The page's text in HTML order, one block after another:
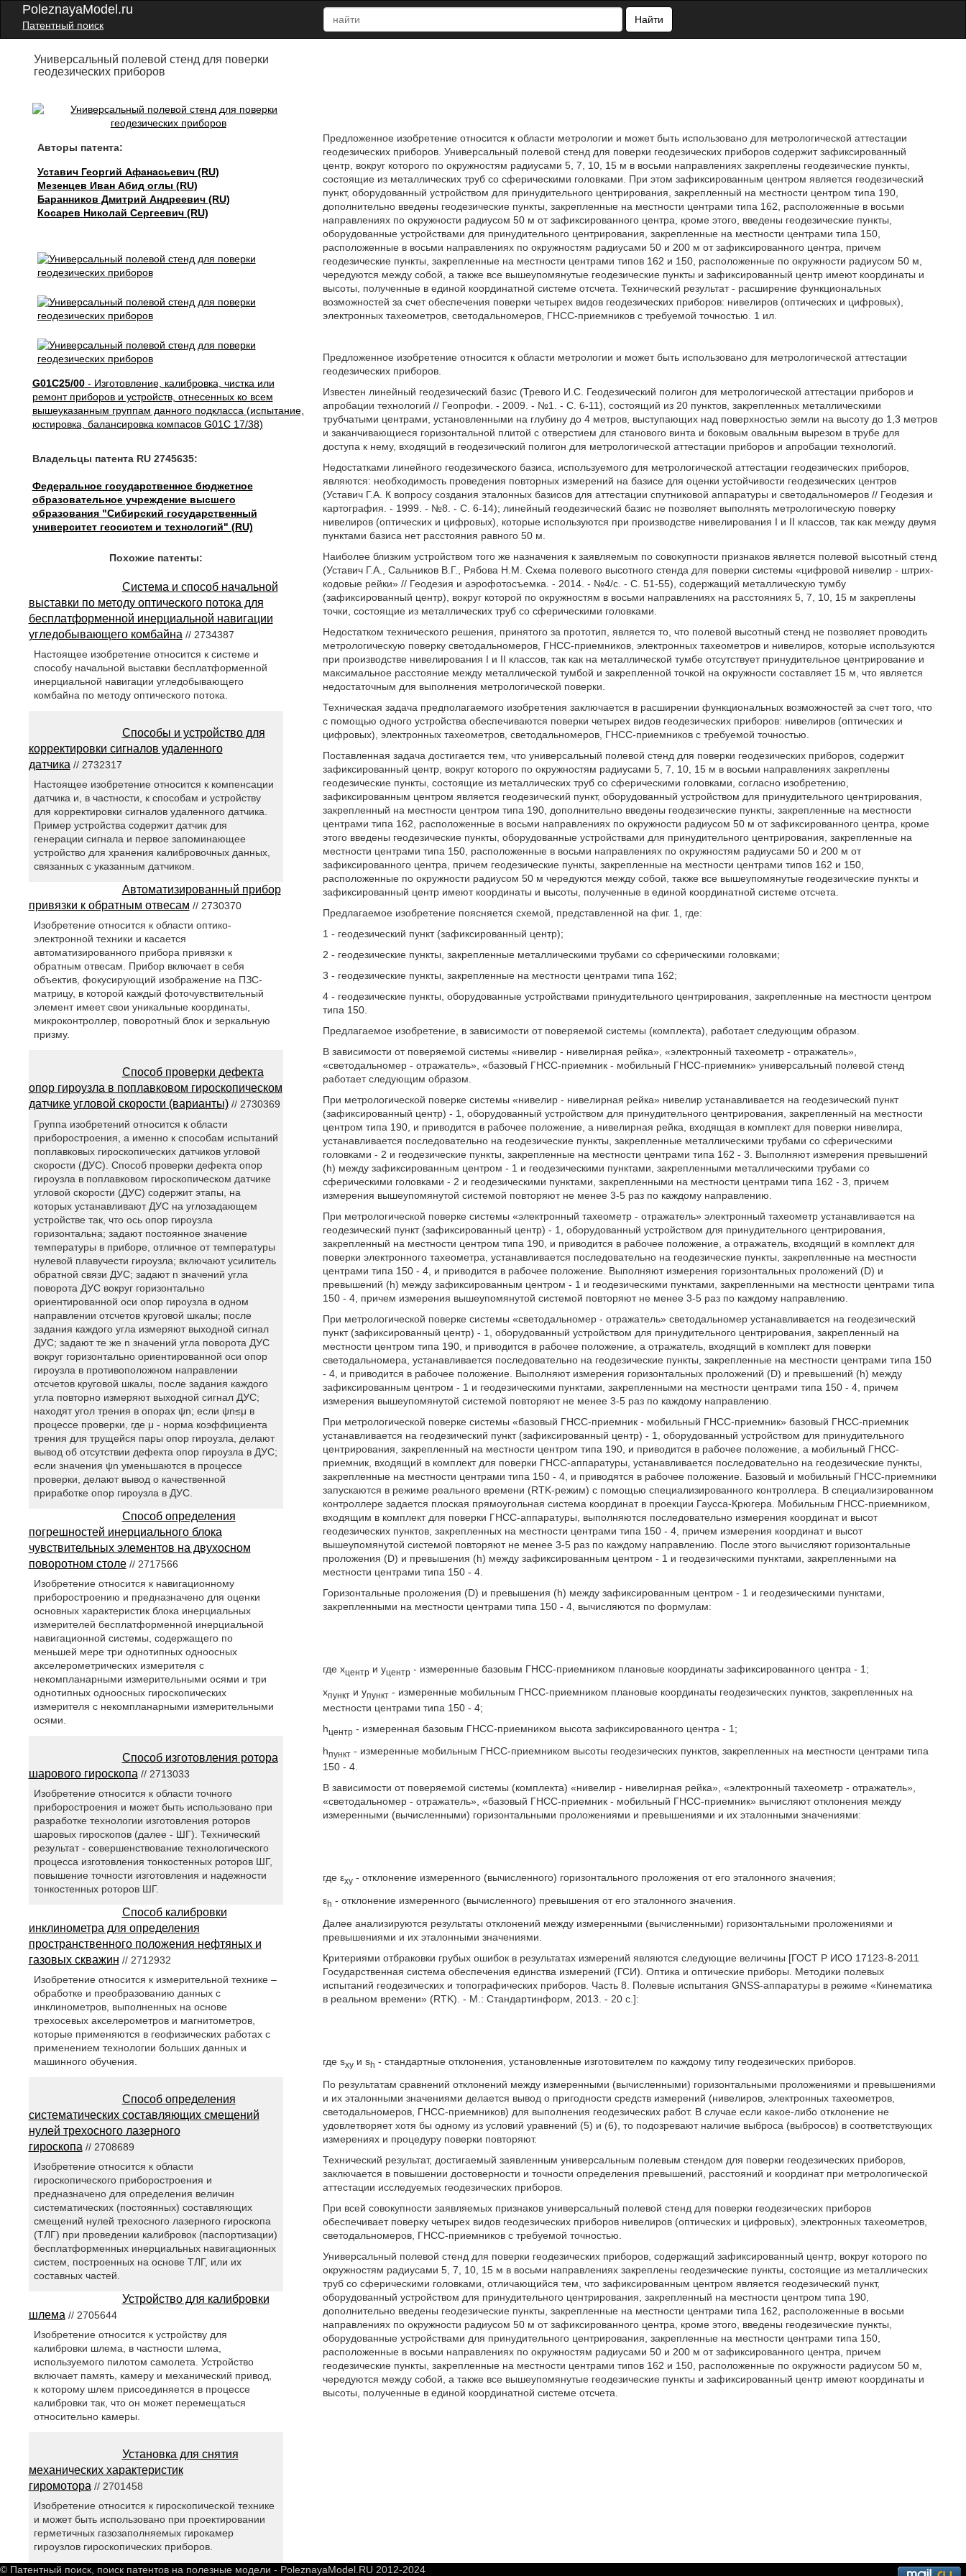
PoleznayaModel.ru
Патентный поиск
Найти
Универсальный полевой стенд для поверки
геодезических приборов
Авторы патента:
Уставич Георгий Афанасьевич (RU)
Мезенцев Иван Абид оглы (RU)
Баранников Дмитрий Андреевич (RU)
Косарев Николай Сергеевич (RU)
G01C25/00- Изготовление, калибровка, чистка или
ремонт приборов и устройств, отнесенных ко всем
вышеуказанным группам данного подкласса (испытание,
юстировка, балансировка компасов G01C 17/38)
Владельцы патента RU 2745635:
Федеральное государственное бюджетное
образовательное учреждение высшего
образования "Сибирский государственный
университет геосистем и технологий" (RU)
Предложенное изобретение относится к области метрологии и может быть использовано для метрологической аттестации
геодезических приборов. Универсальный полевой стенд для поверки геодезических приборов содержит зафиксированный
центр, вокруг которого по окружностям радиусами 5, 7, 10, 15 м в восьми направлениях закреплены геодезические пункты,
состоящие из металлических труб со сферическими головками. При этом зафиксированным центром является геодезический
пункт, оборудованный устройством для принудительного центрирования, закрепленный на местности центром типа 190,
дополнительно введены геодезические пункты, закрепленные на местности центрами типа 162, расположенные в восьми
направлениях по окружности радиусом 50 м от зафиксированного центра, кроме этого, введены геодезические пункты,
оборудованные устройствами для принудительного центрирования, закрепленные на местности центрами типа 150,
расположенные в восьми направлениях по окружностям радиусами 50 и 200 м от зафиксированного центра, причем
геодезические пункты, закрепленные на местности центрами типов 162 и 150, расположенные по окружности радиусом 50 м,
чередуются между собой, а также все вышеупомянутые геодезические пункты и зафиксированный центр имеют координаты и
высоты, полученные в единой координатной системе отсчета. Технический результат - расширение функциональных
возможностей за счет обеспечения поверки четырех видов геодезических приборов: нивелиров (оптических и цифровых),
электронных тахеометров, светодальномеров, ГНСС-приемников с требуемой точностью. 1 ил.
Предложенное изобретение относится к области метрологии и может быть использовано для метрологической аттестации
геодезических приборов.
Известен линейный геодезический базис (Тревого И.С. Геодезический полигон для метрологической аттестации приборов и
апробации технологий // Геопрофи. - 2009. - №1. - С. 6-11), состоящий из 20 пунктов, закрепленных металлическими
трубчатыми центрами, установленными на глубину до 4 метров, выступающих над поверхностью земли на высоту до 1,3 метров
и заканчивающиеся горизонтальной плитой с отверстием для станового винта и боковым овальным вырезом в трубе для
доступа к нему, входящий в геодезический полигон для метрологической аттестации приборов и апробации технологий.
Недостатками линейного геодезического базиса, используемого для метрологической аттестации геодезических приборов,
являются: необходимость проведения повторных измерений на базисе для оценки устойчивости геодезических центров
(Уставич Г.А. К вопросу создания эталонных базисов для аттестации спутниковой аппаратуры и светодальномеров // Геодезия и
картография. - 1999. - №8. - С. 6-14); линейный геодезический базис не позволяет выполнять метрологическую поверку
нивелиров (оптических и цифровых), которые используются при производстве нивелирования I и II классов, так как между двумя
пунктами базиса нет расстояния равного 50 м.
Наиболее близким устройством того же назначения к заявляемым по совокупности признаков является полевой высотный стенд
(Уставич Г.А., Сальников В.Г., Рябова Н.М. Схема полевого высотного стенда для поверки системы «цифровой нивелир - штрих-
кодовые рейки» // Геодезия и аэрофотосъемка. - 2014. - №4/с. - С. 51-55), содержащий металлическую тумбу
(зафиксированный центр), вокруг которой по окружностям в восьми направлениях на расстояниях 5, 7, 10, 15 м закреплены
точки, состоящие из металлических труб со сферическими головками.
Недостатком технического решения, принятого за прототип, является то, что полевой высотный стенд не позволяет проводить
метрологическую поверку светодальномеров, ГНСС-приемников, электронных тахеометров и нивелиров, которые используются
при производстве нивелирования I и II классов, так как на металлической тумбе отсутствует принудительное центрирование и
максимальное расстояние между металлической тумбой и закрепленной точкой на окружности составляет 15 м, что является
недостаточным для выполнения метрологической поверки.
Техническая задача предполагаемого изобретения заключается в расширении функциональных возможностей за счет того, что
с помощью одного устройства обеспечиваются поверки четырех видов геодезических приборов: нивелиров (оптических и
цифровых), электронных тахеометров, светодальномеров, ГНСС-приемников с требуемой точностью.
Поставленная задача достигается тем, что универсальный полевой стенд для поверки геодезических приборов, содержит
зафиксированный центр, вокруг которого по окружностям радиусами 5, 7, 10, 15 м в восьми направлениях закреплены
геодезические пункты, состоящие из металлических труб со сферическими головками, согласно изобретению,
зафиксированным центром является геодезический пункт, оборудованный устройством для принудительного центрирования,
закрепленный на местности центром типа 190, дополнительно введены геодезические пункты, закрепленные на местности
центрами типа 162, расположенные в восьми направлениях по окружности радиусом 50 м от зафиксированного центра, кроме
этого введены геодезические пункты, оборудованные устройствами для принудительного центрирования, закрепленные на
местности центрами типа 150, расположенные в восьми направлениях по окружностям радиусами 50 и 200 м от
зафиксированного центра, причем геодезические пункты, закрепленные на местности центрами типов 162 и 150,
расположенные по окружности радиусом 50 м чередуются между собой, также все вышеупомянутые геодезические пункты и
зафиксированный центр имеют координаты и высоты, полученные в единой координатной системе отсчета.
Предлагаемое изобретение поясняется схемой, представленной на фиг. 1, где:
1 - геодезический пункт (зафиксированный центр);
2 - геодезические пункты, закрепленные металлическими трубами со сферическими головками;
3 - геодезические пункты, закрепленные на местности центрами типа 162;
4 - геодезические пункты, оборудованные устройствами принудительного центрирования, закрепленные на местности центром
типа 150.
Предлагаемое изобретение, в зависимости от поверяемой системы (комплекта), работает следующим образом.
В зависимости от поверяемой системы «нивелир - нивелирная рейка», «электронный тахеометр - отражатель»,
«светодальномер - отражатель», «базовый ГНСС-приемник - мобильный ГНСС-приемник» универсальный полевой стенд
работает следующим образом.
При метрологической поверке системы «нивелир - нивелирная рейка» нивелир устанавливается на геодезический пункт
(зафиксированный центр) - 1, оборудованный устройством для принудительного центрирования, закрепленный на местности
центром типа 190, и приводится в рабочее положение, а нивелирная рейка, входящая в комплект для поверки нивелира,
устанавливается последовательно на геодезические пункты, закрепленные металлическими трубами со сферическими
головками - 2 и геодезические пункты, закрепленные на местности центрами типа 162 - 3. Выполняют измерения превышений
(h) между зафиксированным центром - 1 и геодезическими пунктами, закрепленными металлическими трубами со
сферическими головками - 2 и геодезическими пунктами, закрепленными на местности центрами типа 162 - 3, причем
измерения вышеупомянутой системой повторяют не менее 3-5 раз по каждому направлению.
При метрологической поверке системы «электронный тахеометр - отражатель» электронный тахеометр устанавливается на
геодезический пункт (зафиксированный центр) - 1, оборудованный устройством для принудительного центрирования,
закрепленный на местности центром типа 190, и приводится в рабочее положение, а отражатель, входящий в комплект для
поверки электронного тахеометра, устанавливается последовательно на геодезические пункты, закрепленные на местности
центрами типа 150 - 4, и приводится в рабочее положение. Выполняют измерения горизонтальных проложений (D) и
превышений (h) между зафиксированным центром - 1 и геодезическими пунктами, закрепленными на местности центрами типа
150 - 4, причем измерения вышеупомянутой системой повторяют не менее 3-5 раз по каждому направлению.
При метрологической поверке системы «светодальномер - отражатель» светодальномер устанавливается на геодезический
пункт (зафиксированный центр) - 1, оборудованный устройством для принудительного центрирования, закрепленный на
местности центром типа 190, и приводится в рабочее положение, а отражатель, входящий в комплект для поверки
светодальномера, устанавливается последовательно на геодезические пункты, закрепленные на местности центрами типа 150
- 4, и приводится в рабочее положение. Выполняют измерения горизонтальных проложений (D) и превышений (h) между
зафиксированным центром - 1 и геодезическими пунктами, закрепленными на местности центрами типа 150 - 4, причем
измерения вышеупомянутой системой повторяют не менее 3-5 раз по каждому направлению.
При метрологической поверке системы «базовый ГНСС-приемник - мобильный ГНСС-приемник» базовый ГНСС-приемник
устанавливается на геодезический пункт (зафиксированный центр) - 1, оборудованный устройством для принудительного
центрирования, закрепленный на местности центром типа 190, и приводится в рабочее положение, а мобильный ГНСС-
приемник, входящий в комплект для поверки ГНСС-аппаратуры, устанавливается последовательно на геодезические пункты,
закрепленные на местности центрами типа 150 - 4, и приводятся в рабочее положение. Базовый и мобильный ГНСС-приемники
запускаются в режиме реального времени (RTK-режим) с помощью специализированного контроллера. В специализированном
контроллере задается плоская прямоугольная система координат в проекции Гаусса-Крюгера. Мобильным ГНСС-приемником,
входящим в комплект для поверки ГНСС-аппаратуры, выполняются последовательно измерения координат и высот
геодезических пунктов, закрепленных на местности центрами типа 150 - 4, причем измерения координат и высот
вышеупомянутой системой повторяют не менее 3-5 раз по каждому направлению. После этого вычисляют горизонтальные
проложения (D) и превышения (h) между зафиксированным центром - 1 и геодезическими пунктами, закрепленными на
местности центрами типа 150 - 4.
Горизонтальные проложения (D) и превышения (h) между зафиксированным центром - 1 и геодезическими пунктами,
закрепленными на местности центрами типа 150 - 4, вычисляются по формулам:
где хцентр и уцентр - измеренные базовым ГНСС-приемником плановые координаты зафиксированного центра - 1;
хпункт и упункт - измеренные мобильным ГНСС-приемником плановые координаты геодезических пунктов, закрепленных на
местности центрами типа 150 - 4;
hцентр - измеренная базовым ГНСС-приемником высота зафиксированного центра - 1;
hпункт - измеренные мобильным ГНСС-приемником высоты геодезических пунктов, закрепленных на местности центрами типа
150 - 4.
В зависимости от поверяемой системы (комплекта) «нивелир - нивелирная рейка», «электронный тахеометр - отражатель»,
«светодальномер - отражатель», «базовый ГНСС-приемник - мобильный ГНСС-приемник» вычисляют отклонения между
измеренными (вычисленными) горизонтальными проложениями и превышениями и их эталонными значениями:
где εxy - отклонение измеренного (вычисленного) горизонтального проложения от его эталонного значения;
εh - отклонение измеренного (вычисленного) превышения от его эталонного значения.
Далее анализируются результаты отклонений между измеренными (вычисленными) горизонтальными проложениями и
превышениями и их эталонными значениями.
Критериями отбраковки грубых ошибок в результатах измерений являются следующие величины [ГОСТ Р ИСО 17123-8-2011
Государственная система обеспечения единства измерений (ГСИ). Оптика и оптические приборы. Методики полевых
испытаний геодезических и топографических приборов. Часть 8. Полевые испытания GNSS-аппаратуры в режиме «Кинематика
в реальном времени» (RTK). - М.: Стандартинформ, 2013. - 20 с.]:
где sxy и sh - стандартные отклонения, установленные изготовителем по каждому типу геодезических приборов.
По результатам сравнений отклонений между измеренными (вычисленными) горизонтальными проложениями и превышениями
и их эталонными значениями делается вывод о пригодности средств измерений (нивелиров, электронных тахеометров,
светодальномеров, ГНСС-приемников) для выполнения геодезических работ. В случае если какое-либо отклонение не
удовлетворяет хотя бы одному из условий уравнений (5) и (6), то подозревают наличие выброса (выбросов) в соответствующих
измерениях и процедуру поверки повторяют.
Технический результат, достигаемый заявленным универсальным полевым стендом для поверки геодезических приборов,
заключается в повышении достоверности и точности определения превышений, расстояний и координат при метрологической
аттестации исследуемых геодезических приборов.
При всей совокупности заявляемых признаков универсальный полевой стенд для поверки геодезических приборов
обеспечивает поверку четырех видов геодезических приборов нивелиров (оптических и цифровых), электронных тахеометров,
светодальномеров, ГНСС-приемников с требуемой точностью.
Универсальный полевой стенд для поверки геодезических приборов, содержащий зафиксированный центр, вокруг которого по
окружностям радиусами 5, 7, 10, 15 м в восьми направлениях закреплены геодезические пункты, состоящие из металлических
труб со сферическими головками, отличающийся тем, что зафиксированным центром является геодезический пункт,
оборудованный устройством для принудительного центрирования, закрепленный на местности центром типа 190,
дополнительно введены геодезические пункты, закрепленные на местности центрами типа 162, расположенные в восьми
направлениях по окружности радиусом 50 м от зафиксированного центра, кроме этого, введены геодезические пункты,
оборудованные устройствами для принудительного центрирования, закрепленные на местности центрами типа 150,
расположенные в восьми направлениях по окружностям радиусами 50 и 200 м от зафиксированного центра, причем
геодезические пункты, закрепленные на местности центрами типов 162 и 150, расположенные по окружности радиусом 50 м,
чередуются между собой, а также все вышеупомянутые геодезические пункты и зафиксированный центр имеют координаты и
высоты, полученные в единой координатной системе отсчета.
Похожие патенты:
Система и способ начальной
выставки по методу оптического потока для
бесплатформенной инерциальной навигации
угледобывающего комбайна // 2734387
Настоящее изобретение относится к системе и
способу начальной выставки бесплатформенной
инерциальной навигации угледобывающего
комбайна по методу оптического потока.
Способы и устройство для
корректировки сигналов удаленного
датчика // 2732317
Настоящее изобретение относится к компенсации
датчика и, в частности, к способам и устройству
для корректировки сигналов удаленного датчика.
Пример устройства содержит датчик для
генерации сигнала и первое запоминающее
устройство для хранения калибровочных данных,
связанных с указанным датчиком.
Автоматизированный прибор
привязки к обратным отвесам // 2730370
Изобретение относится к области оптико-
электронной техники и касается
автоматизированного прибора привязки к
обратным отвесам. Прибор включает в себя
объектив, фокусирующий изображение на ПЗС-
матрицу, в которой каждый фоточувствительный
элемент имеет свои уникальные координаты,
микроконтроллер, поворотный блок и зеркальную
призму.
Способ проверки дефекта
опор гироузла в поплавковом гироскопическом
датчике угловой скорости (варианты)// 2730369
Группа изобретений относится к области
приборостроения, а именно к способам испытаний
поплавковых гироскопических датчиков угловой
скорости (ДУС). Способ проверки дефекта опор
гироузла в поплавковом гироскопическом датчике
угловой скорости (ДУС) содержит этапы, на
которых устанавливают ДУС на углозадающем
устройстве так, что ось опор гироузла
горизонтальна; задают постоянное значение
температуры в приборе, отличное от температуры
нулевой плавучести гироузла; включают усилитель
обратной связи ДУС; задают n значений угла
поворота ДУС вокруг горизонтально
ориентированной оси опор гироузла в одном
направлении отсчетов круговой шкалы; после
задания каждого угла измеряют выходной сигнал
ДУС; задают те же n значений угла поворота ДУС
вокруг горизонтально ориентированной оси опор
гироузла в противоположном направлении
отсчетов круговой шкалы, после задания каждого
угла повторно измеряют выходной сигнал ДУС;
находят угол трения в опорах ψn; если ψn≤μ в
процессе проверки, где μ - норма коэффициента
трения для трущейся пары опор гироузла, делают
вывод об отсутствии дефекта опор гироузла в ДУС;
если значения ψn уменьшаются в процессе
проверки, делают вывод о качественной
приработке опор гироузла в ДУС.
Способ определения
погрешностей инерциального блока
чувствительных элементов на двухосном
поворотном столе// 2717566
Изобретение относится к навигационному
приборостроению и предназначено для оценки
основных характеристик блока инерциальных
измерителей бесплатформенной инерциальной
навигационной системы, содержащего по
меньшей мере три однотипных одноосных
акселерометрических измерителя с
некомпланарными измерительными осями и три
однотипных одноосных гироскопических
измерителя с некомпланарными измерительными
осями.
Способ изготовления ротора
шарового гироскопа // 2713033
Изобретение относится к области точного
приборостроения и может быть использовано при
разработке технологии изготовления роторов
шаровых гироскопов (далее - ШГ). Технический
результат - совершенствование технологического
процесса изготовления тонкостенных роторов ШГ,
повышение точности изготовления и надежности
тонкостенных роторов ШГ.
Способ калибровки
инклинометра для определения
пространственного положения нефтяных и
газовых скважин // 2712932
Изобретение относится к измерительной технике –
обработке и преобразованию данных с
инклинометров, выполненных на основе
трехосевых акселерометров и магнитометров,
которые применяются в геофизических работах с
применением технологии больших данных и
машинного обучения.
Способ определения
систематических составляющих смещений
нулей трехосного лазерного
гироскопа // 2708689
Изобретение относится к области
гироскопического приборостроения и
предназначено для определения величин
систематических (постоянных) составляющих
смещений нулей трехосного лазерного гироскопа
(ТЛГ) при проведении калибровок (паспортизации)
бесплатформенных инерциальных навигационных
систем, построенных на основе ТЛГ, или их
составных частей.
Устройство для калибровки
шлема// 2705644
Изобретение относится к устройству для
калибровки шлема, в частности шлема,
используемого пилотом самолета. Устройство
включает память, камеру и механический привод,
к которому шлем присоединяется в процессе
калибровки так, что он может перемещаться
относительно камеры.
Установка для снятия
механических характеристик
гиромотора// 2701458
Изобретение относится к гироскопической технике
и может быть использовано при проектировании
герметичных газозаполняемых гирокамер
гироузлов гироскопических приборов.
© Патентный поиск, поиск патентов на полезные модели - PoleznayaModel.RU 2012-2024